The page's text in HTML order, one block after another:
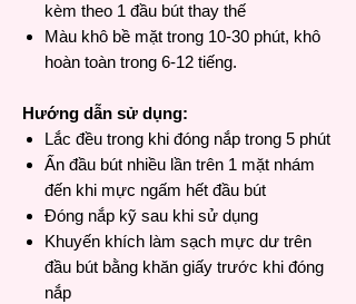
kèm theo 1 đầu bút thay thế
Màu khô bề mặt trong 10-30 phút, khô
hoàn toàn trong 6-12 tiếng.
Hướng dẫn sử dụng:
Lắc đều trong khi đóng nắp trong 5 phút
Ấn đầu bút nhiều lần trên 1 mặt nhám
đến khi mực ngấm hết đầu bút
Đóng nắp kỹ sau khi sử dụng
Khuyến khích làm sạch mực dư trên
đầu bút bằng khăn giấy trước khi đóng
nắp